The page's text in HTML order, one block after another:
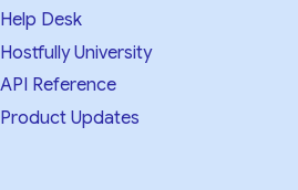
Help Desk
Hostfully University
API Reference
Product Updates